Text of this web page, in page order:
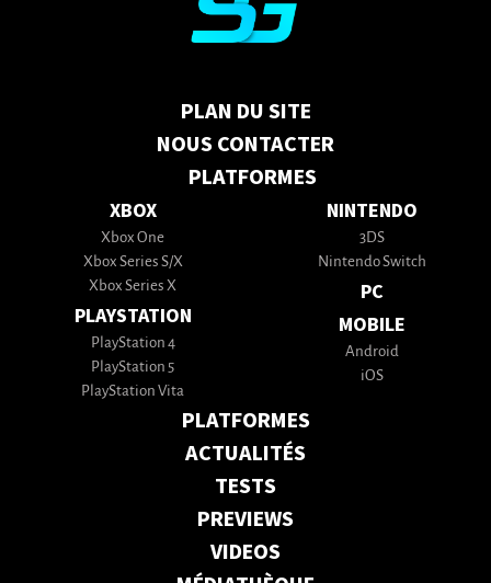
PLAN DU SITE
NOUS CONTACTER
PLATFORMES
XBOX
Xbox One
Xbox Series S/X
Xbox Series X
PLAYSTATION
PlayStation 4
PlayStation 5
PlayStation Vita
NINTENDO
3DS
Nintendo Switch
PC
MOBILE
Android
iOS
PLATFORMES
ACTUALITÉS
TESTS
PREVIEWS
VIDEOS